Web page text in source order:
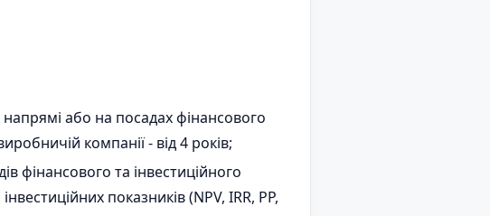
напрямі або на посадах фінансового
компанії - від 4 років;
фінансового та інвестиційного
показників (NPV, IRR, PP,